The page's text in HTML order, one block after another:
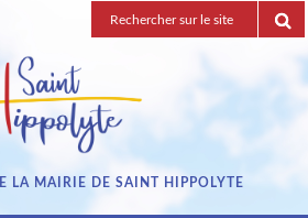
Recherche
pour
LA MAIRIE DE SAINT HIPPOLYTE